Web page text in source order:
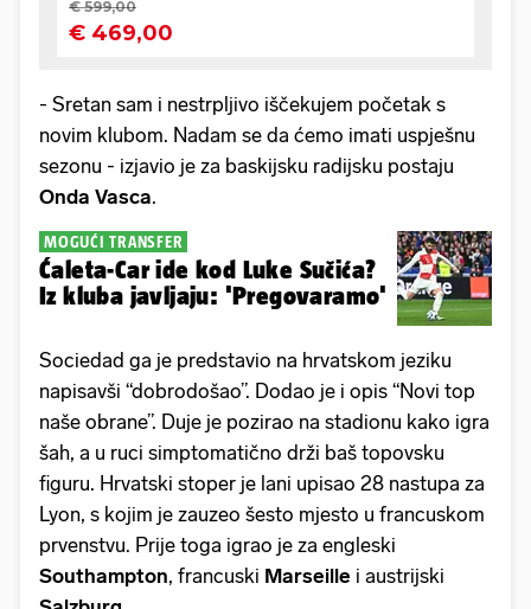
- Sretan sam i nestrpljivo iščekujem početak s
novim klubom. Nadam se da ćemo imati uspješnu
sezonu - izjavio je za baskijsku radijsku postaju
Onda Vasca.
MOGUĆI TRANSFER
Ćaleta-Car ide kod Luke Sučića?
Iz kluba javljaju: 'Pregovaramo'
Sociedad ga je predstavio na hrvatskom jeziku
napisavši “dobrodošao”. Dodao je i opis “Novi top
naše obrane”. Duje je pozirao na stadionu kako igra
šah, a u ruci simptomatično drži baš topovsku
figuru. Hrvatski stoper je lani upisao 28 nastupa za
Lyon, s kojim je zauzeo šesto mjesto u francuskom
prvenstvu. Prije toga igrao je za engleski
Southampton, francuski Marseille i austrijski